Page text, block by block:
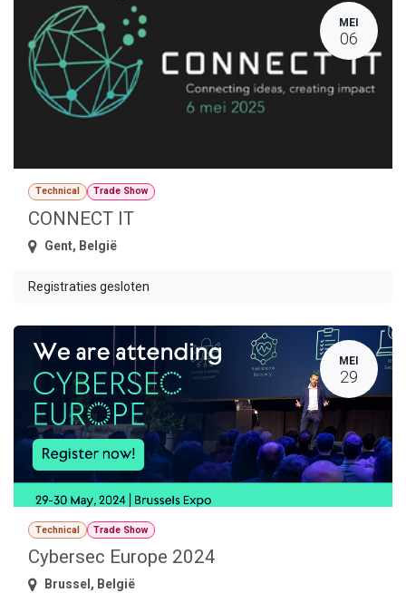
MEI
06
Technical Trade Show
CONNECT IT
Gent, België
Registraties gesloten
MEI
29
Technical Trade Show
Cybersec Europe 2024
Brussel , België